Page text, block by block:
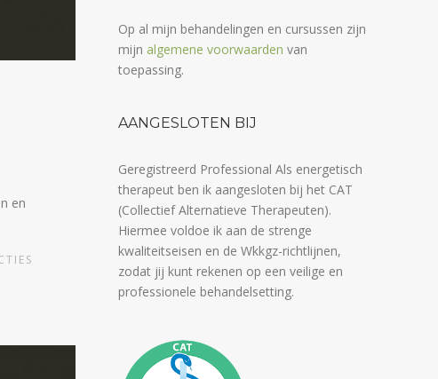
en
Op al mijn behandelingen en cursussen zijn
mijn algemene voorwaarden van
toepassing.
AANGESLOTEN BIJ
Geregistreerd Professional Als energetisch
therapeut ben ik aangesloten bij het CAT
(Collectief Alternatieve Therapeuten).
Hiermee voldoe ik aan de strenge
kwaliteitseisen en de Wkkgz-richtlijnen,
zodat jij kunt rekenen op een veilige en
professionele behandelsetting.